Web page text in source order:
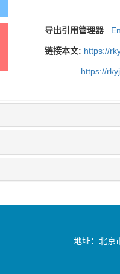
导出引用管理器
链接本文: https://
https://
地址：北京